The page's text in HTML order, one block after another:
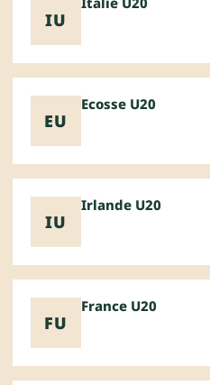
IU
EU
Ecosse U20
IU
Irlande U20
FU
France U20